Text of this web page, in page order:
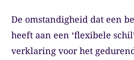
De omstandigheid dat een
heeft aan een ‘flexibele
verklaring voor het